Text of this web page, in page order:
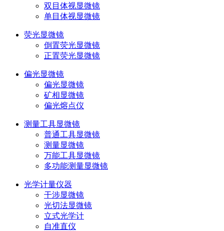
双目体视显微镜
单目体视显微镜
荧光显微镜
倒置荧光显微镜
正置荧光显微镜
偏光显微镜
偏光显微镜
矿相显微镜
偏光熔点仪
测量工具显微镜
普通工具显微镜
测量显微镜
万能工具显微镜
多功能测量显微镜
光学计量仪器
干涉显微镜
光切法显微镜
立式光学计
自准直仪